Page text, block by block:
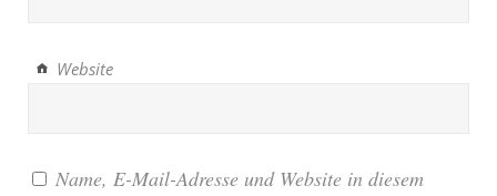
Website
Name, E-Mail-Adresse und Website in diesem